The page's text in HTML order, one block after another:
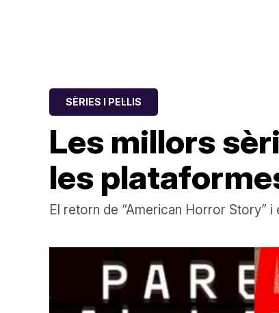
Les millors
les
SÈRIES I PEL·LIS
El retorn de “American Horror Story”